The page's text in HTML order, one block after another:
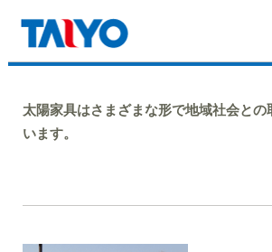
太陽家具はさまざまな形で地域社会との
います。